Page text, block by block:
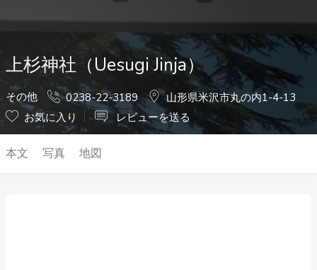
上杉神社（Uesugi Jinja）
その他 0238-22-3189
山形県米沢市丸の内1-4-13
お気に入り
レビューを送る
本文 写真 地図